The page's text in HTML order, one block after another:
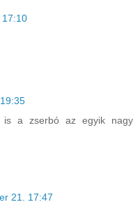
is a zserbó az egyik nagy
21. 17:47